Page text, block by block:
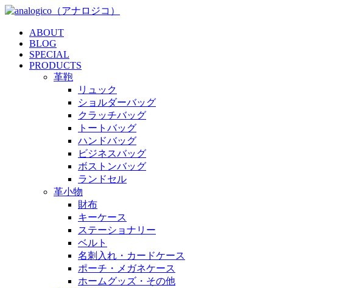
ABOUT
BLOG
SPECIAL
PRODUCTS
革鞄
リュック
ショルダーバッグ
クラッチバッグ
トートバッグ
ハンドバッグ
ビジネスバッグ
ボストンバッグ
ランドセル
革小物
財布
キーケース
ステーショナリー
ベルト
名刺入れ・カードケース
ポーチ・メガネケース
ホームグッズ・その他